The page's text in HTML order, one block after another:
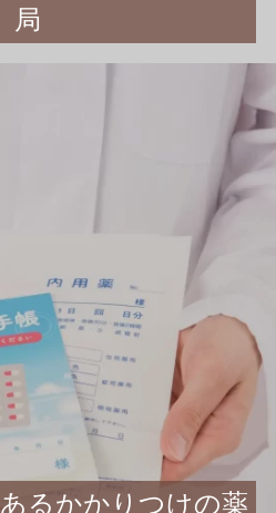
局
るかかりつけの薬